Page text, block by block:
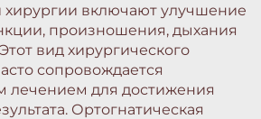
хирургии включают улучшение
произношения, дыхания
вид хирургического
сопровождается
лечением для достижения
Ортогнатическая